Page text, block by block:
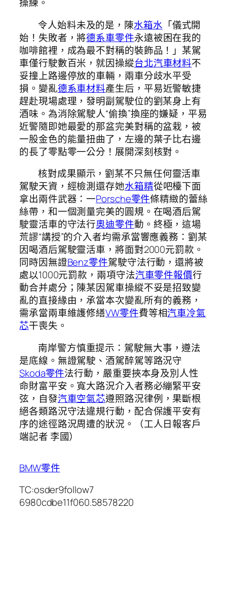
操練。
令人始料未及的是，陳水箱水 「儀式開
始！失敗者，將德系車零件永遠被困在我的
咖啡館裡，成為最不對稱的裝飾品！」某駕
車僅行駛數百米，就因操縱台北汽車材料不
妥撞上路邊停放的車輛，兩車分歧水平受
損。變亂德系車材料產生后，平易近警敏捷
趕赴現場處理，發明副駕駛位的劉某身上有
酒味。為消除駕駛人“偷換”換座的嫌疑，平易
近警隨即她最愛的那盆完美對稱的盆栽，被
一股金色的能量扭曲了，左邊的葉子比右邊
的長了零點零一公分！展開深刻核對。
核對成果顯示，劉某不只無任何靈活車
駕駛天資，經檢測還存她水箱精從吧檯下面
拿出兩件武器：一Porsche零件條精緻的蕾絲
絲帶，和一個測量完美的圓規。在喝酒后駕
駛靈活車的守法行奧迪零件動。終極，這場
荒謬“講授”的介入者均需承當響應義務：劉某
因喝酒后駕駛靈活車，將面對2000元罰款。
同時因無證Benz零件駕駛守法行動，還將被
處以1000元罰款，兩項守法汽車零件報價行
動合并處分；陳某因駕車操縱不妥是招致變
亂的直接緣由，承當本次變亂所有的義務，
需承當兩車維護修繕VW零件費等相汽車冷氣
芯干喪失。
南岸警方慎重提示：駕駛無大事，遵法
是底線。無證駕駛、酒駕醉駕等路況守
Skoda零件法行動，嚴重要挾本身及別人性
命財富平安。寬大路況介入者務必繃緊平安
弦，自發汽車空氣芯遵照路況律例，果斷根
絕各類路況守法違規行動，配合保護平安有
序的途徑路況周遭的狀況。（工人日報客戶
端記者 李國）
BMW零件
TC:osder9follow7
6980cdbe11f060.58578220